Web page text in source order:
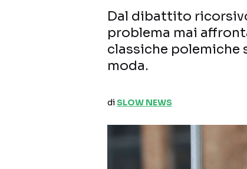
Dal dibattito
problema mai
classiche polemiche
moda.
diSLOW NEWS